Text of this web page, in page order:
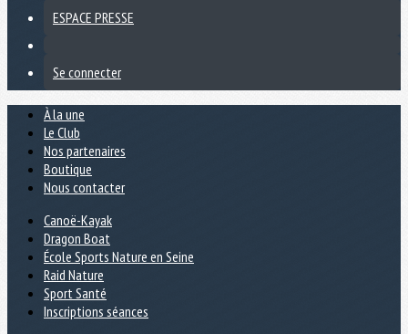
ESPACE PRESSE
Se connecter
À la une
Le Club
Nos partenaires
Boutique
Nous contacter
Canoë-Kayak
Dragon Boat
École Sports Nature en Seine
Raid Nature
Sport Santé
Inscriptions séances